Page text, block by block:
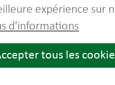
1000 L,
expérience sur
d'informations
tous les